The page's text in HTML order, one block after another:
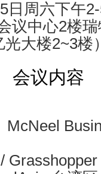
日周六下午
议中心2楼
光大楼2~3楼
会议内容
McNeel